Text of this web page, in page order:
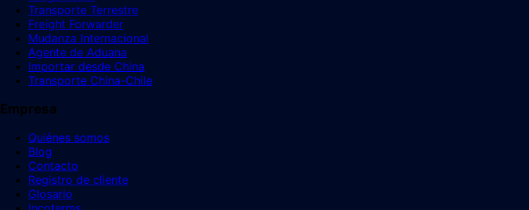
Transporte Terrestre
Freight Forwarder
Mudanza Internacional
Agente de Aduana
Importar desde China
Transporte China-Chile
Empresa
Quiénes somos
Blog
Contacto
Registro de cliente
Glosario